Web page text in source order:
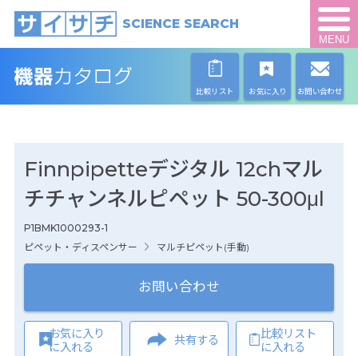
SCIENCE SEARCH
MENU
比較リスト お気に入り お問い合わせ
Finnpipetteデジタル 12chマル
チチャンネルピペット 50-300μl
P1BMK1000293-1
ピペット・ディスペンサー
マルチピペット(手動)
お問い合わせ
お気に入り
に入れる
共有する
比較リスト
に入れる